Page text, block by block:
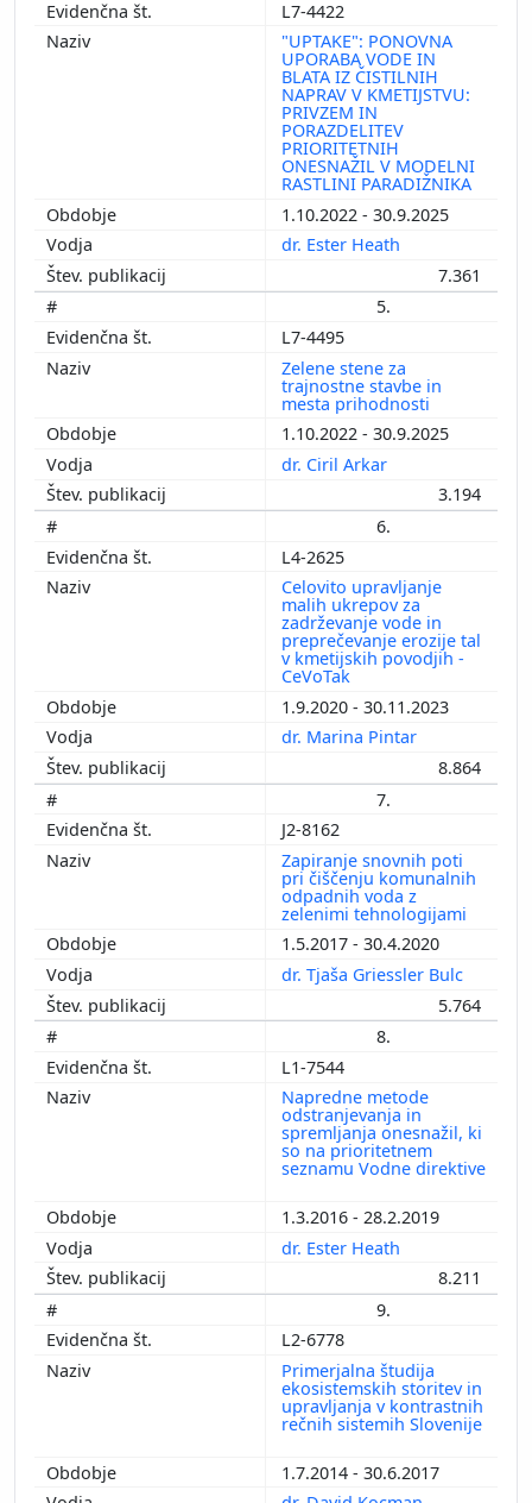
L7-4422
"UPTAKE": PONOVNA
UPORABA VODE IN
BLATA IZ ČISTILNIH
NAPRAV V KMETIJSTVU:
PRIVZEM IN
PORAZDELITEV
PRIORITETNIH
ONESNAŽIL V MODELNI
RASTLINI PARADIŽNIKA
1.10.2022 - 30.9.2025
dr. Ester Heath
7.361
5.
L7-4495
Zelene stene za
trajnostne stavbe in
mesta prihodnosti
1.10.2022 - 30.9.2025
dr. Ciril Arkar
3.194
6.
L4-2625
Celovito upravljanje
malih ukrepov za
zadrževanje vode in
preprečevanje erozije tal
v kmetijskih povodjih -
CeVoTak
1.9.2020 - 30.11.2023
dr. Marina Pintar
8.864
7.
J2-8162
Zapiranje snovnih poti
pri čiščenju komunalnih
odpadnih voda z
zelenimi tehnologijami
1.5.2017 - 30.4.2020
dr. Tjaša Griessler Bulc
5.764
8.
L1-7544
Napredne metode
odstranjevanja in
spremljanja onesnažil, ki
so na prioritetnem
seznamu Vodne direktive
1.3.2016 - 28.2.2019
dr. Ester Heath
8.211
9.
L2-6778
Primerjalna študija
ekosistemskih storitev in
upravljanja v kontrastnih
rečnih sistemih Slovenije
1.7.2014 - 30.6.2017